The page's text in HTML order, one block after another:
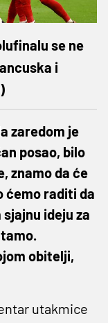
se ne
i
zaredom je
posao, bilo
znamo da će
ćemo raditi da
ideju za
obitelji,
utakmice